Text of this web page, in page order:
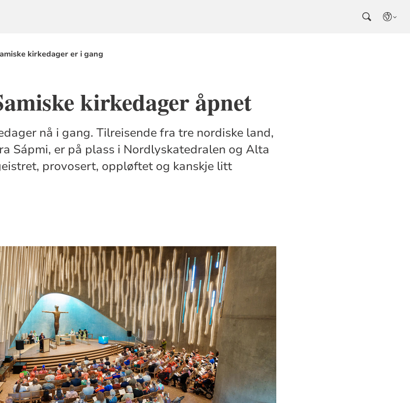
kirkedager er i gang
kirkedager åpnet
nå i gang. Tilreisende fra tre nordiske land,
Sápmi, er på plass i Nordlyskatedralen og Alta
provosert, oppløftet og kanskje litt